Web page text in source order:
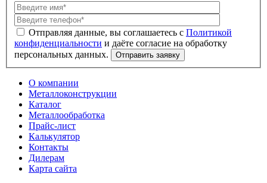
Политикой
конфиденциальности
О компании
Металлоконструкции
Каталог
Металлообработка
Прайс-лист
Калькулятор
Контакты
Дилерам
Карта сайта